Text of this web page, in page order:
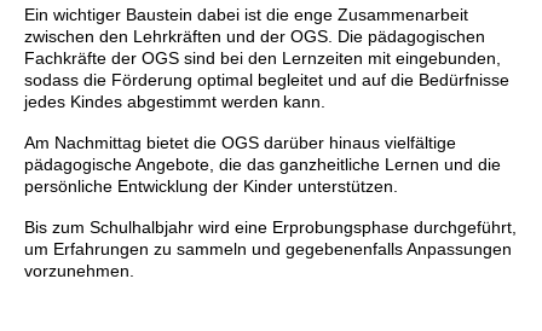
Ein wichtiger Baustein dabei ist die enge Zusammenarbeit
zwischen den Lehrkräften und der OGS. Die pädagogischen
Fachkräfte der OGS sind bei den Lernzeiten mit eingebunden,
sodass die Förderung optimal begleitet und auf die Bedürfnisse
jedes Kindes abgestimmt werden kann.
Am Nachmittag bietet die OGS darüber hinaus vielfältige
pädagogische Angebote, die das ganzheitliche Lernen und die
persönliche Entwicklung der Kinder unterstützen.
Bis zum Schulhalbjahr wird eine Erprobungsphase durchgeführt,
um Erfahrungen zu sammeln und gegebenenfalls Anpassungen
vorzunehmen.